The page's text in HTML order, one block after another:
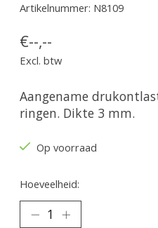
Artikelnummer: N8109
€--,--
Excl. btw
Aangename
ringen. Dikte 3 mm.
Op voorraad
Hoeveelheid: